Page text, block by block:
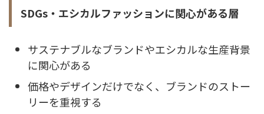
SDGs・エシカルファッションに関心がある層
サステナブルなブランドやエシカルな生産背景
に関心がある
価格やデザインだけでなく、ブランドのストー
リーを重視する